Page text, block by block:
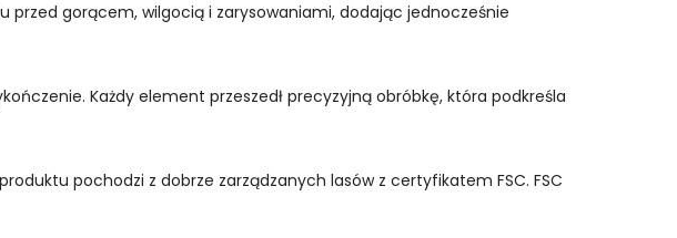
przed gorącem, wilgocią i zarysowaniami, dodając jednocześnie
Każdy element przeszedł precyzyjną obróbkę, która podkreśla
pochodzi z dobrze zarządzanych lasów z certyfikatem FSC. FSC